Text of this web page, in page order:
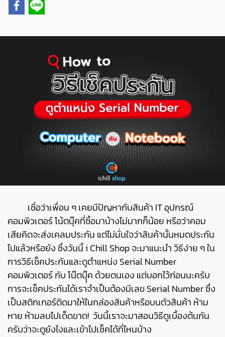
เชื่อว่าเพื่อน ๆ เคยมีปัญหากับสินค้า IT อุปกรณ์
คอมพิวเตอร์ โน้ตบุ๊คที่ซื้อมาบ้างไม่มากก็น้อย หรือว่าคอม
เสียคิดจะส่งเคลมประกัน แต่ไม่มั่นใจว่าสินค้านั้นหมดประกัน
ไปแล้วหรือยัง ซึ่งวันนี้ i Chill Shop จะมาแนะนำ วิธีง่าย ๆ ใน
การวิธีเช็คประกันและดูตำแหน่ง Serial Number
คอมพิวเตอร์ กับ โน๊ตบุุ๊ค ด้วยตนเอง แต่บอกไว้ก่อนนะครับ
การจะเช็คประกันได้เราจำเป็นต้องมีเลข Serial Number ซึ่ง
เป็นสติกเกอร์ติดมาให้ในกล่องสินค้าหรือบนตัวสินค้า ห้าม
หาย ห้ามลบไปเด็ดขาด! วันนี้เราจะมาสอนวิธีดูเบื้องต้นกัน
ครับว่าจะดูยังไงและเข้าไปเช็คได้ที่ไหนบ้าง